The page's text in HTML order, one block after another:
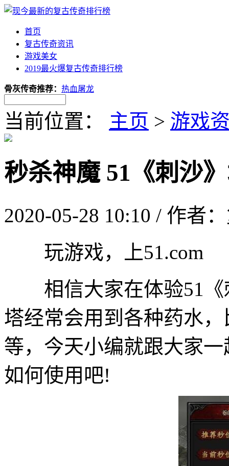
首页
复古传奇资讯
游戏美女
2019最火爆复古传奇排行榜
骨灰传奇推荐： 热血屠龙
当前位置： 主页 > 游戏
秒杀神魔 51《刺沙
2020-05-28 10:10 / 作者
玩游戏，上51.com
相信大家在体验51《
塔经常会用到各种药水
等，今天小编就跟大家
如何使用吧!